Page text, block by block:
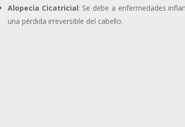
Alopecia Cicatricial: Se debe a enfermedades
una pérdida irreversible del cabello.